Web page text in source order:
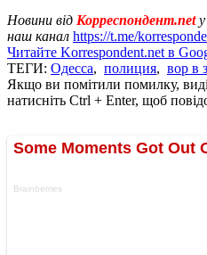
Новини від Корреспондент.net
наш канал https://t.me/
Читайте Korrespondent.net в
ТЕГИ: Одесса, полиция, вор в
Якщо ви помітили помилку,
натисніть Ctrl + Enter, щоб